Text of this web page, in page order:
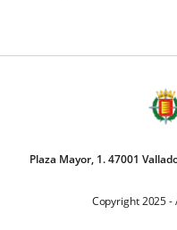
Plaza Mayor, 1. 47001
Copyright 2025